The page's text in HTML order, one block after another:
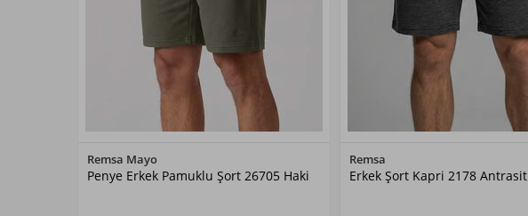
Haki
Remsa Mayo
Penye Erkek Pamuklu Şort 26705 Haki ANTRASİT
Remsa
Erkek Şort Kapri 2178 Antrasit